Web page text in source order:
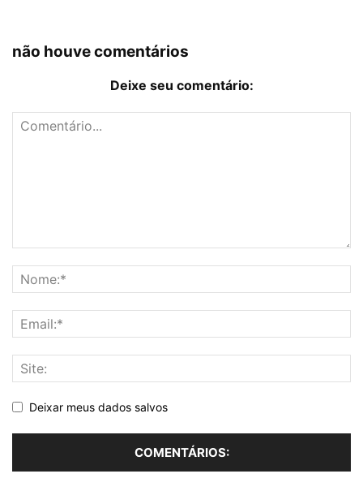
não houve comentários
Deixe seu comentário:
Deixar meus dados salvos